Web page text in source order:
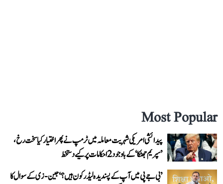
Most Popular
پیدائشی امریکی شہریت معاملہ میں ٹرمپ نے پھر اختیار کیا سخت رخ،
’سپریم جھٹکا‘ کے باوجود 2 احکامات پر کیے دستخط
’بی جے پی میں آپ کے پسندیدہ لیڈر کون ہیں؟‘ جین-زی کے سوال کا